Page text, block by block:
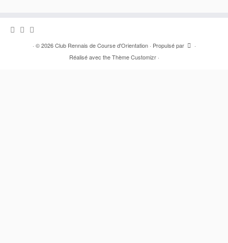
· © 2026 Club Rennais de Course d'Orientation· Propulsé par
·
Réalisé avec theThème Customizr·